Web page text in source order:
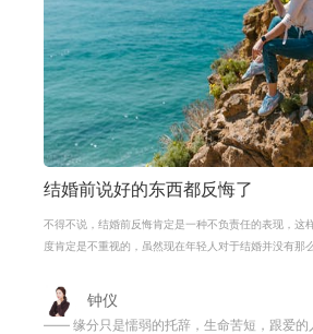
结婚前说好的东西都反悔了
不得不说，结婚前反悔肯定是一种不负责任的表现，这
度肯定是不重视的，虽然现在年轻人对于结婚并没有那
钟仪
—— 缘分只是懦弱的托辞，生命苦短，跟爱的